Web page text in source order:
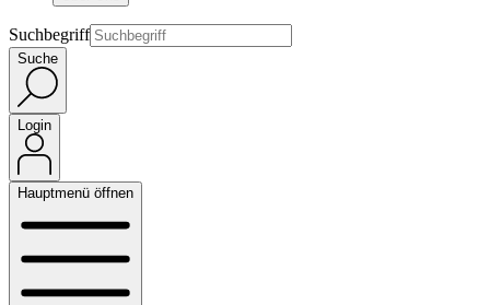
Suchbegriff
Suche
Login
Hauptmenü öffnen